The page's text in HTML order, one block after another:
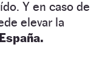
Y en caso de
elevar la